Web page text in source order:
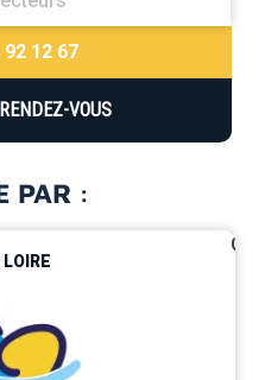
92 12 67
VOUS
PAR :
0